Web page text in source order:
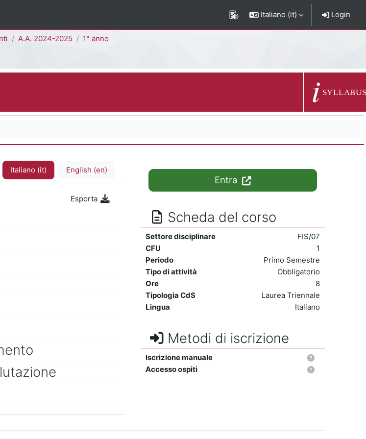
Italiano ‎(it)‎ Login
A.A. 2024-2025 1° anno
Descrizione del
SYLLABUS
Italiano ‎(it)‎ English ‎(en)‎
Esporta
Entra
Scheda del corso
Settore disciplinare
FIS/07
CFU
1
Periodo
Primo Semestre
Tipo di attività
Obbligatorio
Ore
8
Tipologia CdS
Laurea Triennale
Lingua
Italiano
Metodi di iscrizione
Iscrizione manuale
Accesso ospiti